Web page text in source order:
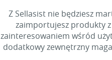
Z Sellasist nie będziesz
zaimportujesz produkty
zainteresowaniem wśród
dodatkowy zewnętrzny